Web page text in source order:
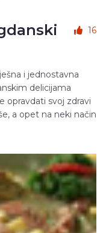
16
i jednostavna
delicijama
opravdati svoj zdravi
a opet na neki način